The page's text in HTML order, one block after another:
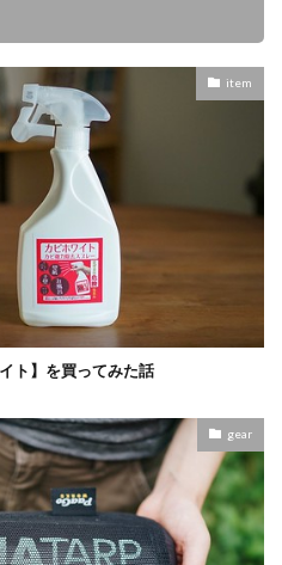
item
ト】を買ってみた話
gear